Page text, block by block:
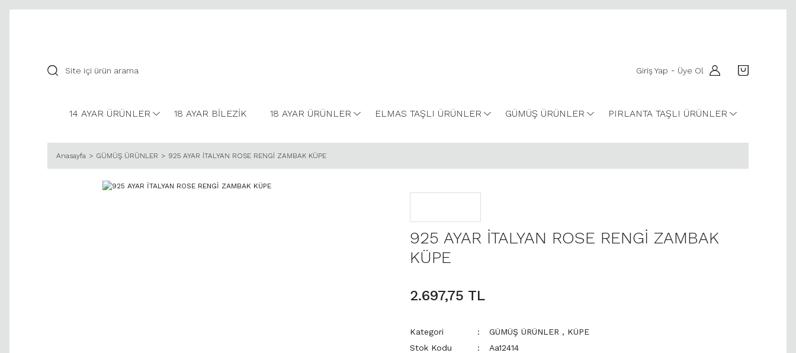
Giriş Yap - Üye Ol
14 AYAR ÜRÜNLER 18 AYAR BİLEZİK 18 AYAR ÜRÜNLER ELMAS TAŞLI ÜRÜNLER GÜMÜŞ ÜRÜNLER PIRLANTA TAŞLI ÜRÜNLER
Anasayfa GÜMÜŞ ÜRÜNLER 925 AYAR İTALYAN ROSE RENGİ ZAMBAK KÜPE
925 AYAR İTALYAN ROSE RENGİ ZAMBAK
KÜPE
2.697,75 TL
Kategori GÜMÜŞ ÜRÜNLER , KÜPE
Stok Kodu
Aa12414